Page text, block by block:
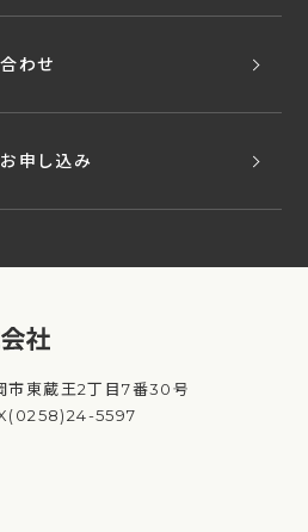
わせ
申し込み
東蔵王2丁目7番30号
5597